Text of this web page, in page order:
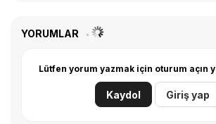
YORUMLAR
Lütfen yorum yazmak için oturum açın
Kaydol Giriş yap